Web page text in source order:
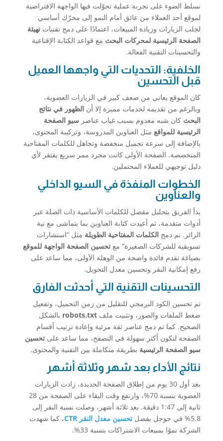
نسلط الضوء على تجربة عملية تحوّلت فيها الواجهة الافتراضية
لموقع أحد العملاء من عائق أمام النمو إلى محرّك أساسي
لجلب الزيارات وزيادة المبيعات، اعتمادًا على دمج تقنيات تهيئة
الصفحة الرئيسية لمحركات البحث مع قواعد الكتابة الإقناعية
والتحسينات التقنية الفعالة.
الخلفية: التحديات التي واجهها العميل
قبل التحسين
كان الموقع يعاني من ضعف كبير في الزيارات العضوية،
وبالرغم من تقديمه لخدمات مميزة إلا أن الظهور في نتائج
البحث كان شبه معدوم بسبب غياب عناصر سيو الصفحة
الرئيسية للمواقعمثل العناوين المدروسة، وتركيبة المحتوى،
بالإضافة إلى سرعة تحميل منخفضة وتجاهل للكلمات المفتاحية
المتخصصة. الصفحة الأولى كانت مجرد ممر سريع يفتقر لأي
دليل توجيهي للعملاء المحتملين.
الخطوات المنفذة في السيو الداخلي
والعناوين
بدأ الفريق بتحليل مفصل للكلمات الأساسية ذات الصلة عبر
أدوات متقدمة، ثم أعيدت كتابة العناوين بما يتماشى مع نية
الزائر. تم دمج الكلمات المفتاحية الطويلة مثل “استشارات
تسويقية للشركات الصغيرة” مع تحسين الصفحة الواجهة للموقع
بصياغة تقدم فائدة واضحة من الوهلة الأولى، مما ساعد على
رفع إمكانية النقر وتحسين معدل التحويل.
التحسينات التقنية التي أحدثت الفارق
تم تحسين الكود البرمجي للتقليل من زمن التحميل، وتفعيل
ضغط الملفات والصور، وتثبيت ملف robots.txt بالشكل
الصحيح. كما تم دمج عناصر ثقة مرئية وإعادة ترتيب أقسام
الصفحة لتكون أكثر سهولة في التصفح، مما ساعد على تحسين
سيو الصفحة الرئيسية بطريقة متكاملة بين التقنية والمحتوى.
نتائج الأداء بعد شهر وثلاثة أشهر
بعد أول 30 يوم من إطلاق الصفحة الجديدة، زادت الزيارات
العضوية بنسبة 70%، وارتفع وقت البقاء على الصفحة من 28
ثانية إلى 1:47 دقيقة. بعد ثلاثة أشهر، وصلت نسبة النقر إلى
5.8% في جوجل بفضل
تحسين معدل النقر CTR
، كما شهدت
الشركة نموًا بمبيعات الاشتراكات بنسبة 33%.